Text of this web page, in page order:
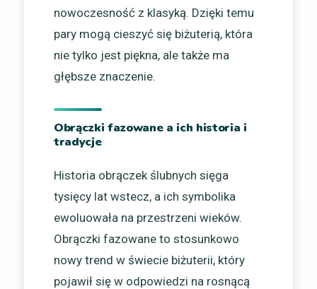
nowoczesność z klasyką. Dzięki temu
pary mogą cieszyć się biżuterią, która
nie tylko jest piękna, ale także ma
głębsze znaczenie.
Obrączki fazowane a ich historia i
tradycje
Historia obrączek ślubnych sięga
tysięcy lat wstecz, a ich symbolika
ewoluowała na przestrzeni wieków.
Obrączki fazowane to stosunkowo
nowy trend w świecie biżuterii, który
pojawił się w odpowiedzi na rosnącą